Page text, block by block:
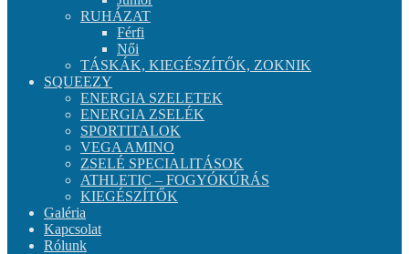
RUHÁZAT
Férfi
Női
TÁSKÁK, KIEGÉSZÍTŐK, ZOKNIK
SQUEEZY
ENERGIA SZELETEK
ENERGIA ZSELÉK
SPORTITALOK
VEGA AMINO
ZSELÉ SPECIALITÁSOK
ATHLETIC – FOGYÓKÚRÁS
KIEGÉSZÍTŐK
Galéria
Kapcsolat
Rólunk